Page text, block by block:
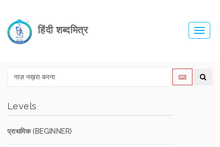
हिंदी शब्दमित्र
Levels
प्राथमिक (BEGINNER)